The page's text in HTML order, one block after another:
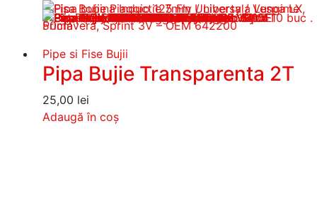
Pipe si Fise Bujii
Pipa Bujie Transparenta 2T
25,00 lei
Adaugă în coș